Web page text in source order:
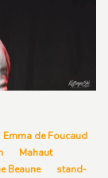
Emma de Foucaud
Mahaut
Beaune
stand-